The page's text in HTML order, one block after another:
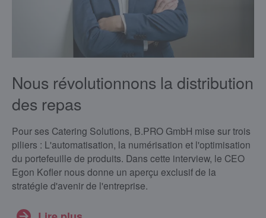
Nous révolutionnons la distribution
des repas
Pour ses Catering Solutions, B.PRO GmbH mise sur trois
piliers : L'automatisation, la numérisation et l'optimisation
du portefeuille de produits. Dans cette interview, le CEO
Egon Kofler nous donne un aperçu exclusif de la
stratégie d'avenir de l'entreprise.